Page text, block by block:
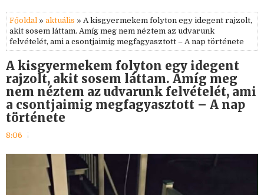
Főoldal » aktuális » A kisgyermekem folyton egy idegent rajzolt,
akit sosem láttam. Amíg meg nem néztem az udvarunk
felvételét, ami a csontjaimig megfagyasztott – A nap története
A kisgyermekem folyton egy idegent
rajzolt, akit sosem láttam. Amíg meg
nem néztem az udvarunk felvételét, ami
a csontjaimig megfagyasztott – A nap
története
8:06